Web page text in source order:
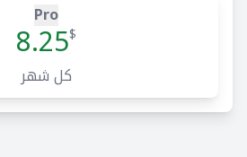
Pro
$
8.25
كل شهر